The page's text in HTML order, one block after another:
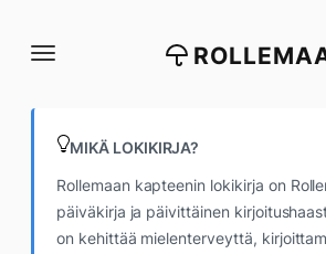
suoraan
MIKÄ LOKIKIRJA?
Rollemaan kapteenin lokikirja on
päiväkirja ja päivittäinen
on kehittää mielenterveyttä,